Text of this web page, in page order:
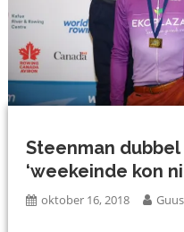
Steenman
‘weekeinde kon
oktober 16, 2018